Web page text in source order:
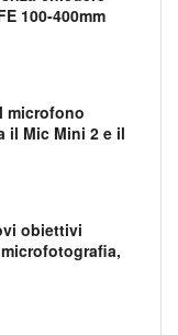
100-400mm
microfono
il Mic Mini 2 e il
obiettivi